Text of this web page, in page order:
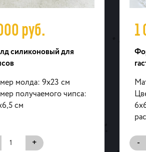
руб.
силиконовый для
молда: 9х23 см
получаемого чипса:
см
+
1
-